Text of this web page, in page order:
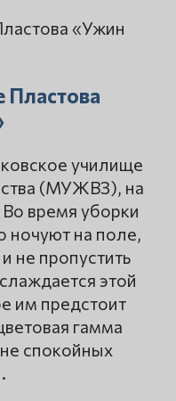
Пластова
училище
(МУЖВЗ), на
время уборки
ночуют на поле,
не пропустить
этой
им предстоит
гамма
спокойных